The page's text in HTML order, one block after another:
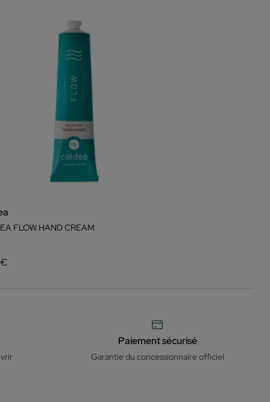
FLOW HAND CREAM
Paiement sécurisé
Garantie du concessionnaire officiel